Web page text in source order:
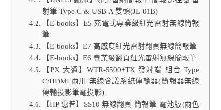
射筆 Type-C & USB-A 雙頭(JL-01B)
【E-books】E5 充電式專業級紅光雷射無線簡報
筆
【E-books】E7 高感度紅光雷射翻頁無線簡報筆
【E-books】E6 專業級翻頁紅光雷射無線簡報筆
【PX 大通】WTR-5500+TX 發射端 組合 Type
C/HDMI 兩用 無線會議系統傳輸器(簡報器無線
傳輸投影筆電投影)
【HP 惠普】SS10 無線翻頁 簡報筆 電池版(兩色